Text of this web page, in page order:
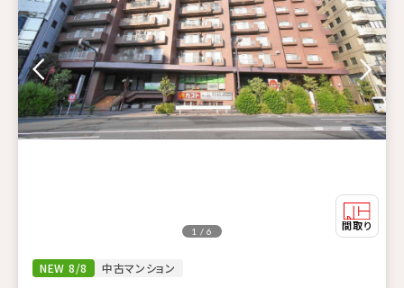
NEW 8/8 中古マンション
1 / 6